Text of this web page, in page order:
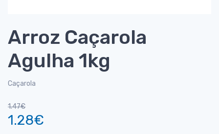
Arroz Caçarola
Agulha 1kg
Caçarola
1.47€
1.28€